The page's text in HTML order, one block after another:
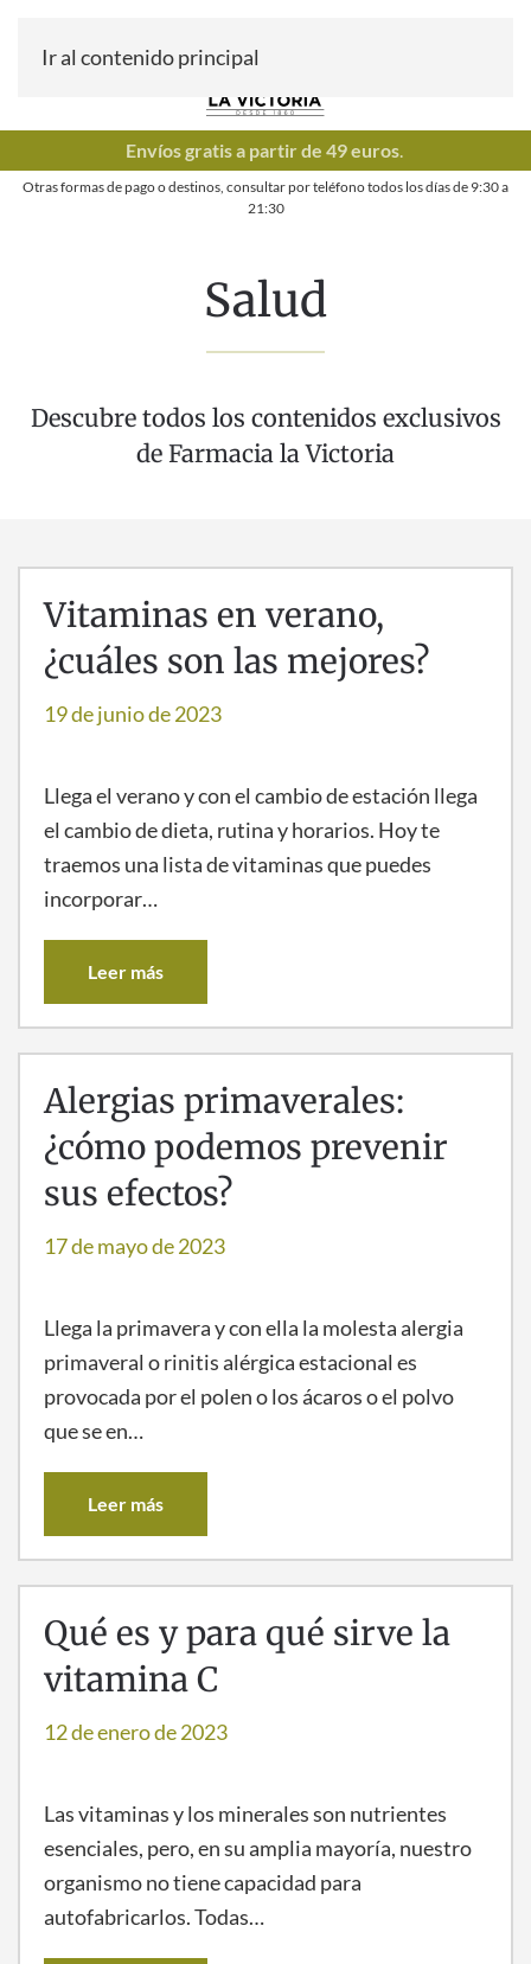
Ir al contenido principal
Envíos gratis a partir de 49 euros.
Otras formas de pago o destinos, consultar por teléfono todos los días de 9:30a
21:30
Salud
Descubre todos los contenidos exclusivos
de Farmacia la Victoria
Vitaminas en verano,
¿cuáles son las mejores?
19 de junio de 2023
Llega el verano y con el cambio de estación llega
el cambio de dieta, rutina y horarios. Hoy te
traemos una lista de vitaminas que puedes
incorporar…
Leer más
Alergias primaverales:
¿cómo podemos prevenir
sus efectos?
17 de mayo de 2023
Llega la primavera y con ella la molesta alergia
primaveral o rinitis alérgica estacional es
provocada por el polen o los ácaros o el polvo
que se en…
Leer más
Qué es y para qué sirve la
vitamina C
12 de enero de 2023
Las vitaminas y los minerales son nutrientes
esenciales, pero, en su amplia mayoría, nuestro
organismo no tiene capacidad para
autofabricarlos. Todas…